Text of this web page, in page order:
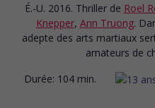
É.-U. 2016. Thriller de Roel
Knepper, Ann Truong.
adepte des arts martiaux
amateurs de
Durée: 104 min.